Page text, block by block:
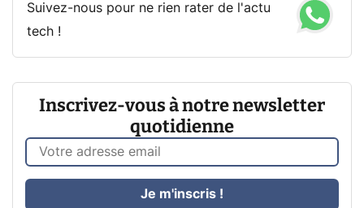
Suivez-nous pour ne rien rater de l'actu
tech !
Inscrivez-vous à notre newsletter
quotidienne
Je m'inscris !